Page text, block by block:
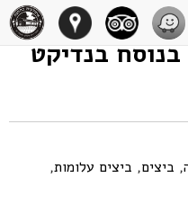
בנדיקט
, ביצים, ביצים עלומות,